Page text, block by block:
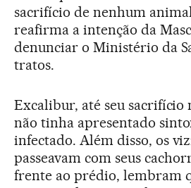
sacrifício de nenhum
reafirma a intenção da
denunciar o Ministério da
tratos.
Excalibur, até seu sacrifício
não tinha apresentado
infectado. Além disso, os
passeavam com seus
frente ao prédio, lembram